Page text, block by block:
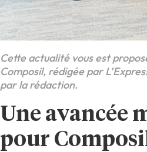
Cette actualité vous est
Composil, rédigée par
par la rédaction.
Une avancée
pour